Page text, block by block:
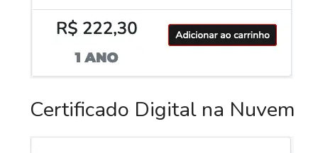
Certificado Digital na Nuvem